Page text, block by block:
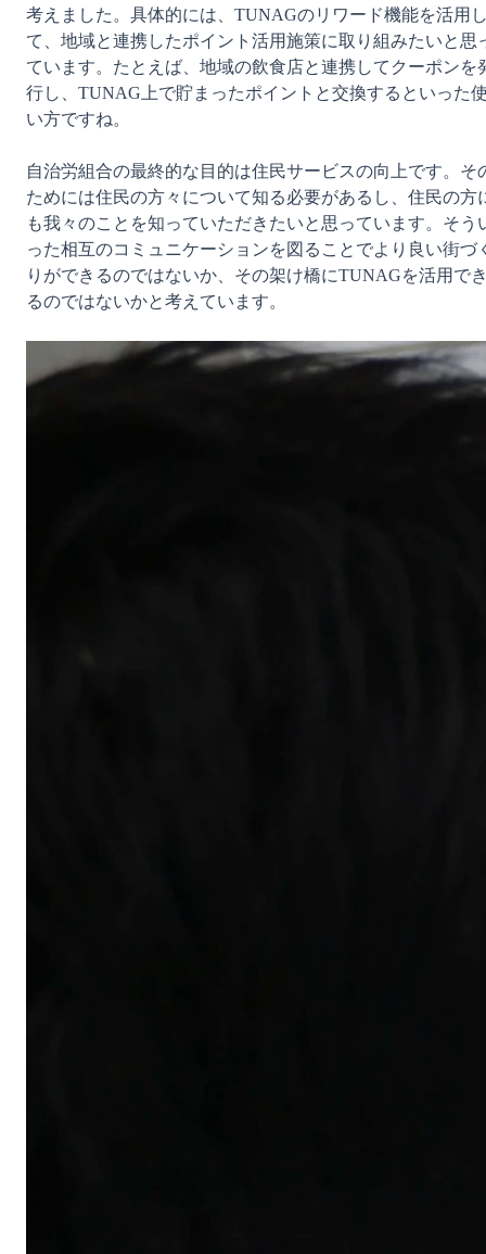
考えました。具体的には、TUNAGのリワード機能を活用
て、地域と連携したポイント活用施策に取り組みたいと思
ています。たとえば、地域の飲食店と連携してクーポンを
行し、TUNAG上で貯まったポイントと交換するといった
い方ですね。
自治労組合の最終的な目的は住民サービスの向上です。そ
ためには住民の方々について知る必要があるし、住民の方
も我々のことを知っていただきたいと思っています。そう
った相互のコミュニケーションを図ることでより良い街づ
りができるのではないか、その架け橋にTUNAGを活用で
るのではないかと考えています。